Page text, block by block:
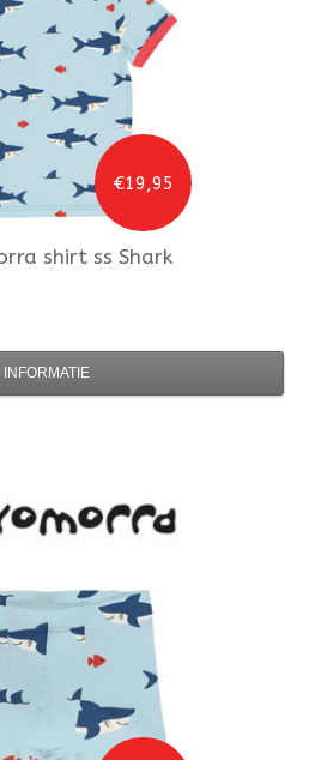
€19,95
shirt ss Shark
INFORMATIE